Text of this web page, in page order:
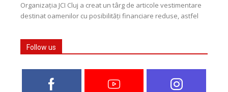
Organizația JCI Cluj a creat un târg de articole vestimentare
destinat oamenilor cu posibilități financiare reduse, astfel
Follow us